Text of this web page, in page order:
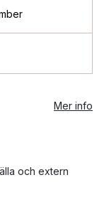
Mer info
och extern